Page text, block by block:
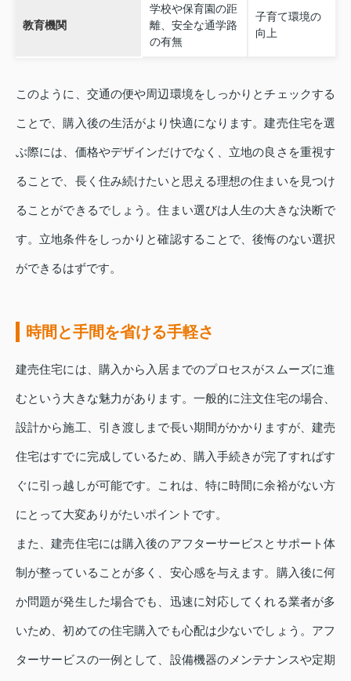
教育機関
学校や保育園の距
離、安全な通学路
の有無
子育て環境の
向上
このように、交通の便や周辺環境をしっかりとチェックする
ことで、購入後の生活がより快適になります。建売住宅を選
ぶ際には、価格やデザインだけでなく、立地の良さを重視す
ることで、長く住み続けたいと思える理想の住まいを見つけ
ることができるでしょう。住まい選びは人生の大きな決断で
す。立地条件をしっかりと確認することで、後悔のない選択
ができるはずです。
時間と手間を省ける手軽さ
建売住宅には、購入から入居までのプロセスがスムーズに進
むという大きな魅力があります。一般的に注文住宅の場合、
設計から施工、引き渡しまで長い期間がかかりますが、建売
住宅はすでに完成しているため、購入手続きが完了すればす
ぐに引っ越しが可能です。これは、特に時間に余裕がない方
にとって大変ありがたいポイントです。
また、建売住宅には購入後のアフターサービスとサポート体
制が整っていることが多く、安心感を与えます。購入後に何
か問題が発生した場合でも、迅速に対応してくれる業者が多
いため、初めての住宅購入でも心配は少ないでしょう。アフ
ターサービスの一例として、設備機器のメンテナンスや定期